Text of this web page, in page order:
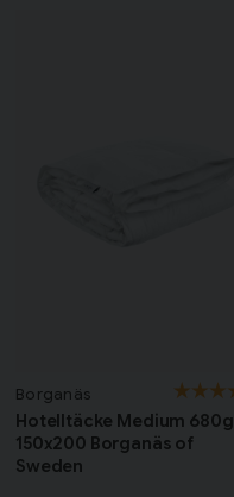
Borganäs
Hotelltäcke Medium 680g
150x200 Borganäs of
Sweden